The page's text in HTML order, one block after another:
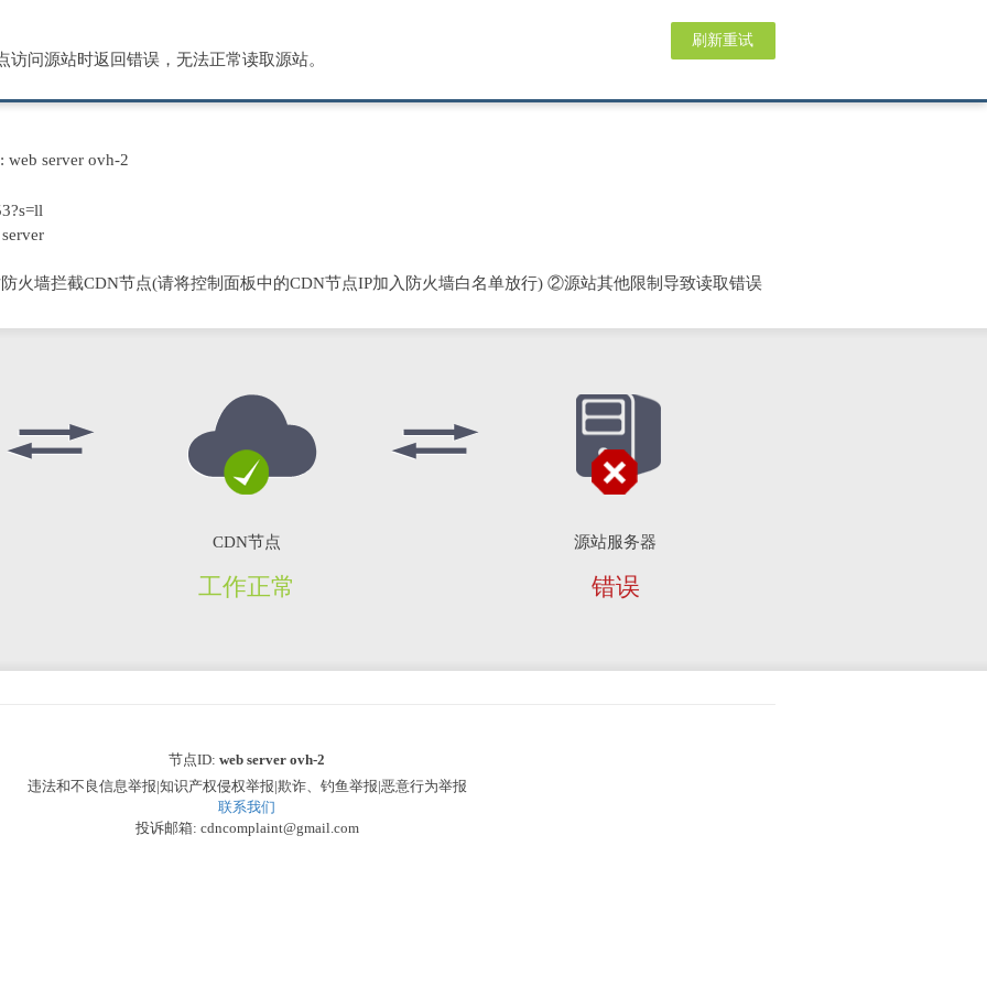
刷新重试
访问源站时返回错误，无法正常读取源站。
web server ovh-2
火墙拦截CDN节点(请将控制面板中的CDN节点IP加入防火墙白名单放行) ②源站其他限制导致读取错误
CDN节点
工作正常
源站服务器
错误
节点ID: web server ovh-2
违法和不良信息举报|知识产权侵权举报|欺诈、钓鱼举报|恶意行为举报
联系我们
投诉邮箱: cdncomplaint@gmail.com